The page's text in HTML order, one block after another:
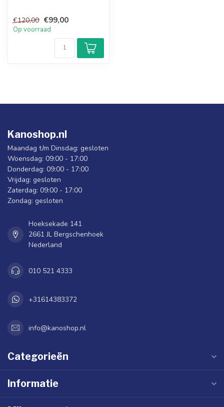
€120,00 €99,00
Op voorraad
Kanoshop.nl
Maandag t/m Dinsdag: gesloten
Woensdag: 09:00 - 17:00
Donderdag: 09:00 - 17:00
Vrijdag: gesloten
Zaterdag: 09:00 - 17:00
Zondag: gesloten
Hoeksekade 141
2661 JL Bergschenhoek
Nederland
010 521 4333
+31614383372
info@kanoshop.nl
Categorieën
Informatie